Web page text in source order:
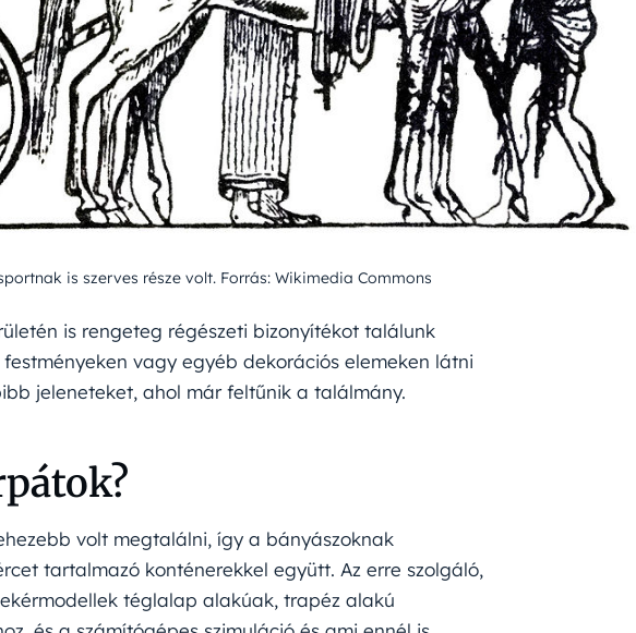
is szerves része volt. Forrás: Wikimedia Commons
is rengeteg régészeti bizonyítékot találunk
vagy egyéb dekorációs elemeken látni
jeleneteket, ahol már feltűnik a találmány.
volt megtalálni, így a bányászoknak
tartalmazó konténerekkel együtt. Az erre szolgáló,
téglalap alakúak, trapéz alakú